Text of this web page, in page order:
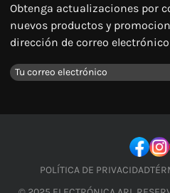
Obtenga actualizaciones por
nuevos productos y
dirección de correo
POLÍTICA DE PRIVACIDAD